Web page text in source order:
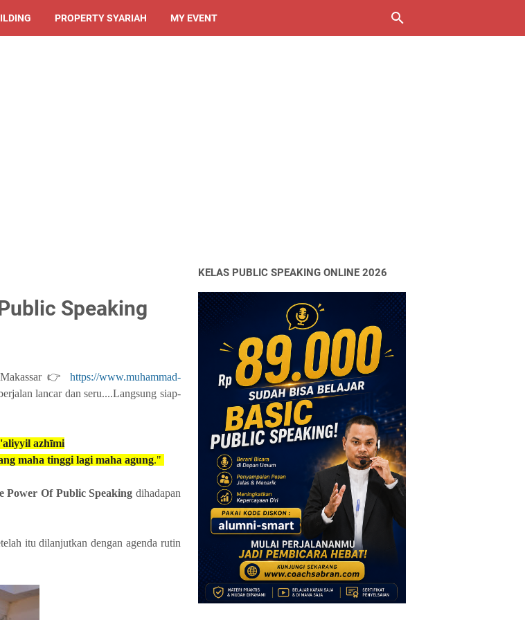
PROPERTY SYARIAH MY EVENT
Speaking
👉 https://www.muhammad-
lancar dan seru....Langsung siap-
azhīmi
maha tinggi lagi maha agung."
Power Of Public Speakingdihadapan
itu dilanjutkan dengan agenda rutin
KELAS PUBLIC SPEAKING ONLINE 2026